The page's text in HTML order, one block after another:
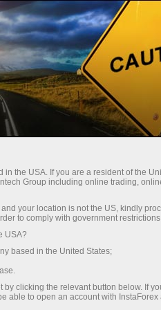
Notícias da Empresa
InstaForex
os eventos, concursos
de negociação da
à página de notícias,
o mais importante, útil e
the USA. If you are a resident of the
Group including online trading,
your location is not the US, kindly
to comply with government
USA?
based in the United States;
clicking the relevant button below. If
able to open an account with InstaForex